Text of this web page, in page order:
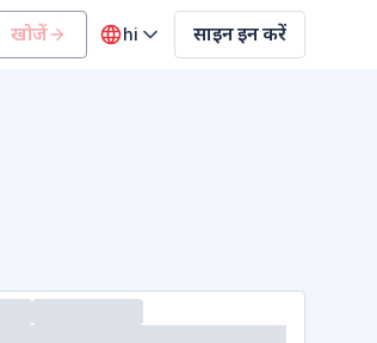
खोजें hi साइन इन करें